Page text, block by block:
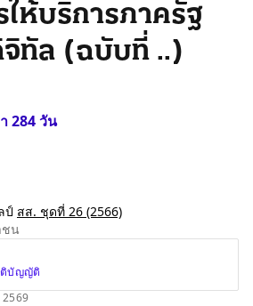
ให้บริการภาครัฐ
ทัล (ฉบับที่ ..)
284 วัน
ป์ สส. ชุดที่ 26 (2566)
ชน
ติบัญญัติ